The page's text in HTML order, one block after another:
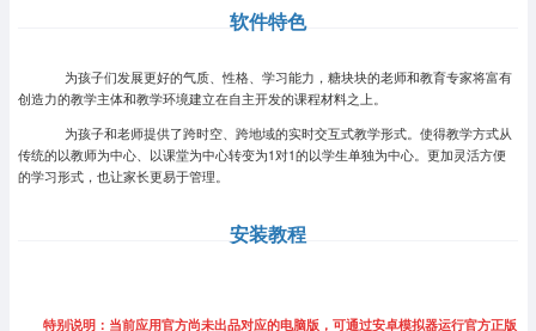
软件特色
为孩子们发展更好的气质、性格、学习能力，糖块块的老师和教育专家将富有
创造力的教学主体和教学环境建立在自主开发的课程材料之上。
为孩子和老师提供了跨时空、跨地域的实时交互式教学形式。使得教学方式从
传统的以教师为中心、以课堂为中心转变为1对1的以学生单独为中心。更加灵活方便
的学习形式，也让家长更易于管理。
安装教程
特别说明：当前应用官方尚未出品对应的电脑版，可通过安卓模拟器运行官方正版